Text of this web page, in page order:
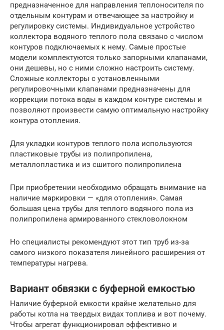
предназначенное для направления теплоносителя по
отдельным контурам и отвечающее за настройку и
регулировку системы. Индивидуальное устройство
коллектора водяного теплого пола связано с числом
контуров подключаемых к нему. Самые простые
модели комплектуются только запорными клапанами,
они дешевы, но с ними сложно настроить систему.
Сложные коллекторы с установленными
регулировочными клапанами предназначены для
коррекции потока воды в каждом контуре системы и
позволяют произвести самую оптимальную настройку
контура отопления.
Для укладки контуров теплого пола используются
пластиковые трубы из полипропилена,
металлопластика и из сшитого полипропилена
При приобретении необходимо обращать внимание на
наличие маркировки — «для отопления». Самая
большая цена трубы для теплого водяного пола из
полипропилена армированного стекловолокном
Но специалисты рекомендуют этот тип труб из-за
самого низкого показателя линейного расширения от
температуры нагрева.
Вариант обвязки с буферной емкостью
Наличие буферной емкости крайне желательно для
работы котла на твердых видах топлива и вот почему.
Чтобы агрегат функционировал эффективно и